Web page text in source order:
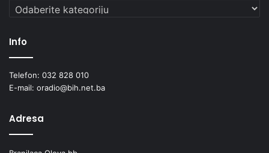
Kategorije
Info
Telefon: 032 828 010
E-mail: oradio@bih.net.ba
Adresa